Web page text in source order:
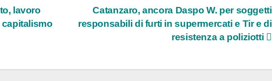
Catanzaro, ancora Daspo W. per soggetti
responsabili di furti in supermercati e Tir e di
resistenza a poliziotti
lavoro